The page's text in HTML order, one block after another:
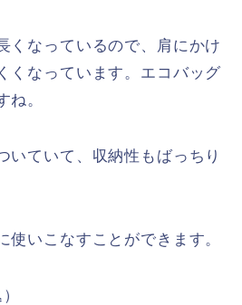
くなっているので、肩にかけ
くなっています。エコバッグ
ね。
いていて、収納性もばっちり
使いこなすことができます。